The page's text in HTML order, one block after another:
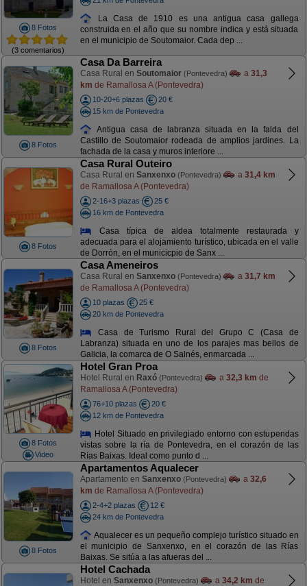
8 Fotos
(3 comentarios)
La Casa de 1910 es una antigua casa gallega
construida en el año que su nombre indica y está situada
en el municipio de Soutomaior. Cada dep ...
8 Fotos
Casa Da Barreira
Casa Rural en Soutomaior (Pontevedra) a 31,3
km de Ramallosa A (Pontevedra)
10-20+6 plazas
20 €
15 km de Pontevedra
Antigua casa de labranza situada en la falda del
Castillo de Soutomaior rodeada de amplios jardines. La
fachada de la casa y muros interiore ...
8 Fotos
Casa Rural Outeiro
Casa Rural en Sanxenxo (Pontevedra) a 31,4 km
de Ramallosa A (Pontevedra)
2-16+3 plazas
25 €
16 km de Pontevedra
Casa típica de aldea totalmente restaurada y
adecuada para el alojamiento turístico, ubicada en el valle
de Dorrón, en el municicpio de Sanx ...
8 Fotos
Casa Ameneiros
Casa Rural en Sanxenxo (Pontevedra) a 31,7 km
de Ramallosa A (Pontevedra)
10 plazas
25 €
20 km de Pontevedra
Casa de Turismo Rural del Grupo C (Casa de
Labranza) situada en uno de los parajes mas bellos de
Galicia, la comarca de O Salnés, enmarcada ...
8 Fotos
Video
Hotel Gran Proa
Hotel Rural en Raxó (Pontevedra) a 32,3 km de
Ramallosa A (Pontevedra)
76+10 plazas
20 €
12 km de Pontevedra
Hotel Situado en privilegiado entorno con estupendas
vistas sobre la ría de Pontevedra, en el corazón de las
Rías Baixas. Ideal como punto d ...
8 Fotos
Apartamentos Aqualecer
Apartamento en Sanxenxo (Pontevedra) a 32,6
km de Ramallosa A (Pontevedra)
2-4+2 plazas
12 €
24 km de Pontevedra
Aqualecer es un pequeño complejo turístico situado en
el municipio de Sanxenxo, en el corazón de las Rías
Baixas. Se sitúa a las afueras del ...
Hotel Cachada
Hotel en Sanxenxo (Pontevedra) a 34,2 km de